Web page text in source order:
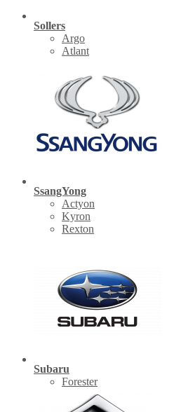
Sollers
Argo
Atlant
SsangYong
Actyon
Kyron
Rexton
Subaru
Forester